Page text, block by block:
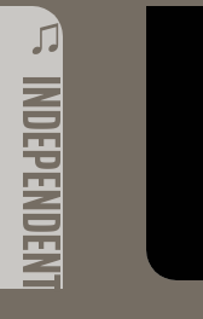
♫
INDEPENDENT